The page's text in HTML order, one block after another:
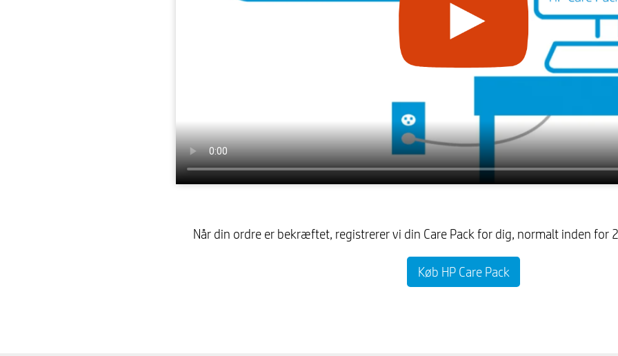
Når din ordre er bekræftet, registrerer vi din Care Pack for dig, normalt inden for
Køb HP Care Pack